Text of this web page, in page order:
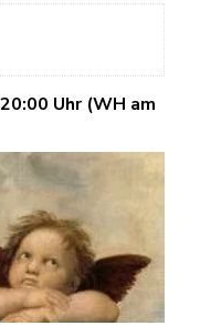
Uhr (WH am